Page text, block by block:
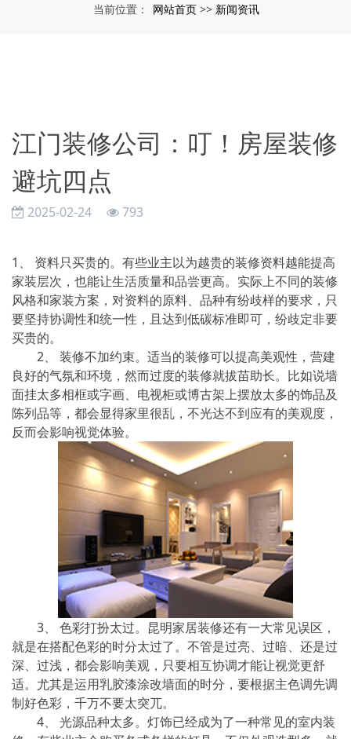
当前位置： 网站首页 >> 新闻资讯
江门装修公司：叮！房屋装修
避坑四点
2025-02-24 793
1、 资料只买贵的。有些业主以为越贵的装修资料越能提高
家装层次，也能让生活质量和品尝更高。实际上不同的装修
风格和家装方案，对资料的原料、品种有纷歧样的要求，只
要坚持协调性和统一性，且达到低碳标准即可，纷歧定非要
买贵的。
2、 装修不加约束。适当的装修可以提高美观性，营建
良好的气氛和环境，然而过度的装修就拔苗助长。比如说墙
面挂太多相框或字画、电视柜或博古架上摆放太多的饰品及
陈列品等，都会显得家里很乱，不光达不到应有的美观度，
反而会影响视觉体验。
3、 色彩打扮太过。昆明家居装修还有一大常见误区，
就是在搭配色彩的时分太过了。不管是过亮、过暗、还是过
深、过浅，都会影响美观，只要相互协调才能让视觉更舒
适。尤其是运用乳胶漆涂改墙面的时分，要根据主色调先调
制好色彩，千万不要太突兀。
4、 光源品种太多。灯饰已经成为了一种常见的室内装